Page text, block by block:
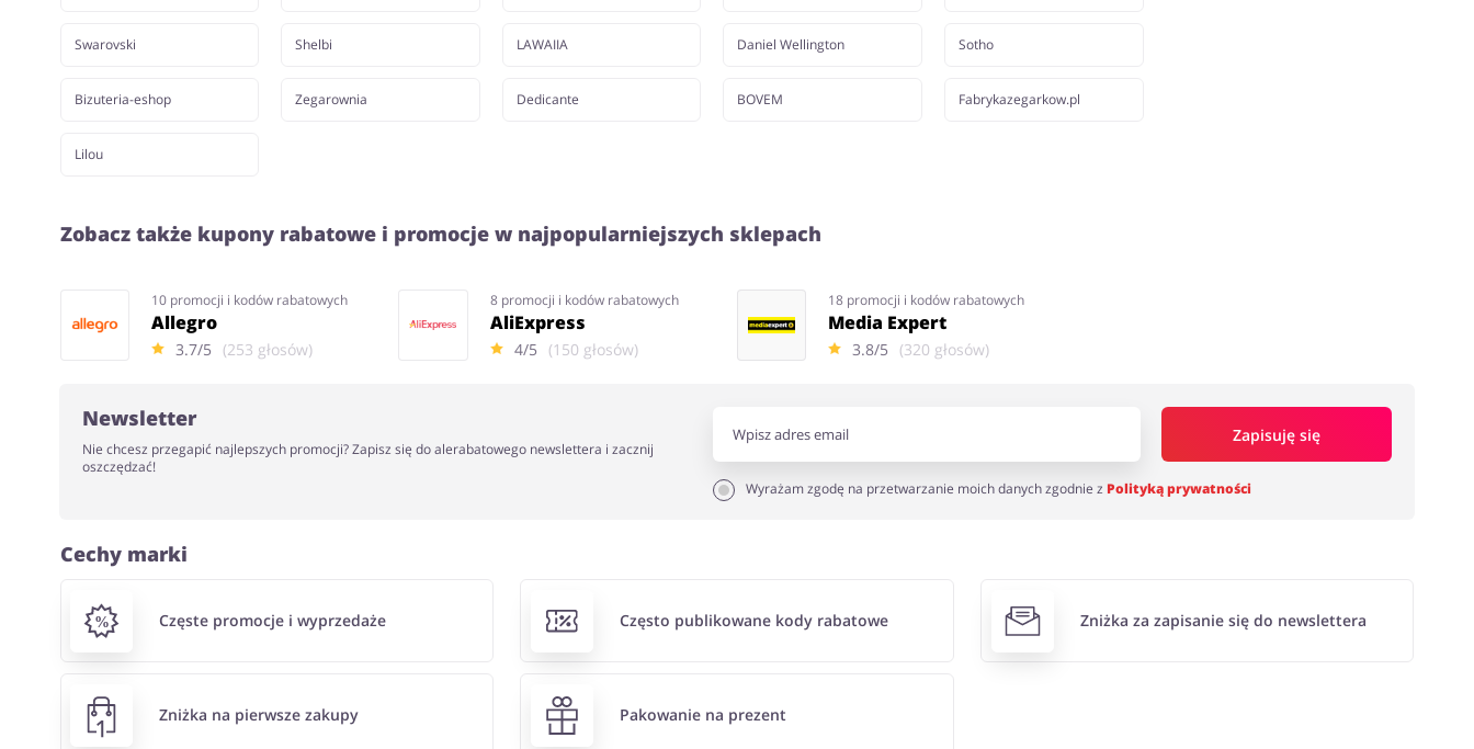
Swarovski
Bizuteria-eshop
Shelbi
Zegarownia
LAWAIIA
Dedicante
Daniel Wellington
BOVEM
Sotho
Fabrykazegarkow.pl
Lilou
Zobacz także kupony rabatowe i promocje w najpopularniejszych sklepach
10 promocji i kodów rabatowych
Allegro
3.7/5 (253 głosów)
8 promocji i kodów rabatowych
AliExpress
4/5 (150 głosów)
18 promocji i kodów rabatowych
Media Expert
3.8/5 (320 głosów)
Newsletter
Nie chcesz przegapić najlepszych promocji? Zapisz się do alerabatowego newslettera i zacznij
oszczędzać!
Zapisuję się
Wyrażam zgodę na przetwarzanie moich danych zgodnie z Polityką prywatności
Cechy marki
Częste promocje i wyprzedaże Często publikowane kody rabatowe Zniżka za zapisanie się do newslettera
Zniżka na pierwsze zakupy Pakowanie na prezent